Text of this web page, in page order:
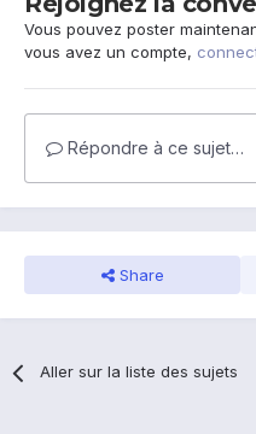
Vous pouvez poster
vous avez un compte,
Répondre à ce sujet…
Share
Aller sur la liste des sujets